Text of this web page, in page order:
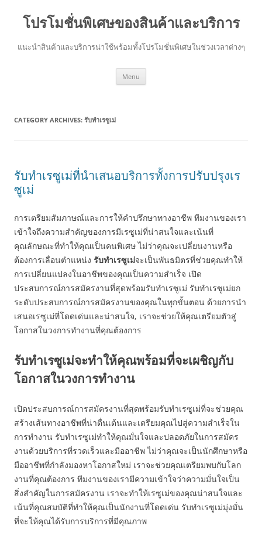
โปรโมชั่นพิเศษของสินค้าและบริการ
แนะนำสินค้าและบริการน่าใช้พร้อมทั้งโปรโมชั่นพิเศษในช่วงเวลาต่างๆ
Menu
CATEGORY ARCHIVES: รับทำเรซูเม่
รับทำเรซูเม่ที่นำเสนอบริการทั้งการปรับปรุงเร
ซูเม่
การเตรียมสัมภาษณ์และการให้คำปรึกษาทางอาชีพ ทีมงานของเรา
เข้าใจถึงความสำคัญของการมีเรซูเม่ที่น่าสนใจและเน้นที่
คุณลักษณะที่ทำให้คุณเป็นคนพิเศษ ไม่ว่าคุณจะเปลี่ยนงานหรือ
ต้องการเลื่อนตำแหน่ง รับทำเรซูเม่จะเป็นพันธมิตรที่ช่วยคุณทำให้
การเปลี่ยนแปลงในอาชีพของคุณเป็นความสำเร็จ เปิด
ประสบการณ์การสมัครงานที่สุดพร้อมรับทำเรซูเม่ รับทำเรซูเม่ยก
ระดับประสบการณ์การสมัครงานของคุณในทุกขั้นตอน ด้วยการนำ
เสนอเรซูเม่ที่โดดเด่นและน่าสนใจ, เราจะช่วยให้คุณเตรียมตัวสู่
โอกาสในวงการทำงานที่คุณต้องการ
รับทำเรซูเม่จะทำให้คุณพร้อมที่จะเผชิญกับ
โอกาสในวงการทำงาน
เปิดประสบการณ์การสมัครงานที่สุดพร้อมรับทำเรซูเม่ที่จะช่วยคุณ
สร้างเส้นทางอาชีพที่น่าตื่นเต้นและเตรียมคุณไปสู่ความสำเร็จใน
การทำงาน รับทำเรซูเม่ทำให้คุณมั่นใจและปลอดภัยในการสมัคร
งานด้วยบริการที่รวดเร็วและมืออาชีพ ไม่ว่าคุณจะเป็นนักศึกษาหรือ
มืออาชีพที่กำลังมองหาโอกาสใหม่ เราจะช่วยคุณเตรียมพบกับโลก
งานที่คุณต้องการ ทีมงานของเรามีความเข้าใจว่าความมั่นใจเป็น
สิ่งสำคัญในการสมัครงาน เราจะทำให้เรซูเม่ของคุณน่าสนใจและ
เน้นที่คุณสมบัติที่ทำให้คุณเป็นนักงานที่โดดเด่น รับทำเรซูเม่มุ่งมั่น
ที่จะให้คุณได้รับการบริการที่มีคุณภาพ